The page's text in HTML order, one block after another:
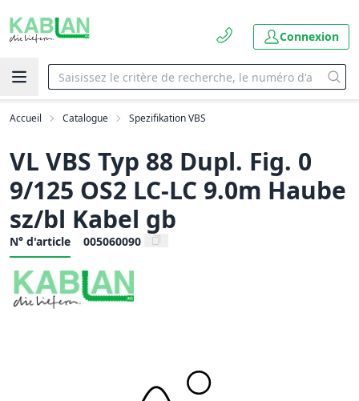
Connexion
Accueil Catalogue Spezifikation VBS
VL VBS Typ 88 Dupl. Fig. 0
9/125 OS2 LC-LC 9.0m Haube
sz/bl Kabel gb
N° d'article 005060090